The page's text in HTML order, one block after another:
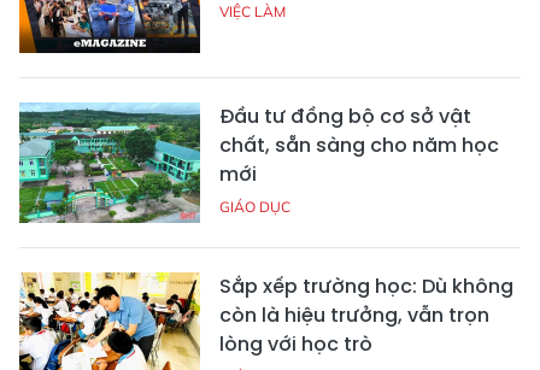
VIỆC LÀM
Đầu tư đồng bộ cơ sở vật
chất, sẵn sàng cho năm học
mới
GIÁO DỤC
Sắp xếp trường học: Dù không
còn là hiệu trưởng, vẫn trọn
lòng với học trò